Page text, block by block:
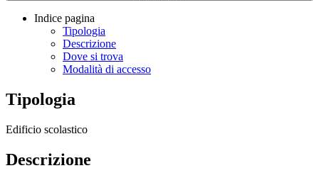
Indice pagina
Tipologia
Descrizione
Dove si trova
Modalità di accesso
Tipologia
Edificio scolastico
Descrizione